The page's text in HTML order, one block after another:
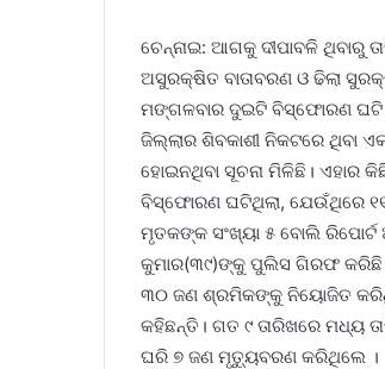
ଚେନ୍ନାଇ: ଆଗକୁ ଦୀପାବଳି ଥିବାରୁ
ଅସୁରକ୍ଷିତ ବାତାବରଣ ଓ ଢିଲା
ମଙ୍ଗଳବାର ଦୁଇଟି ବିସ୍ଫୋରଣ ଘଟି
ଜିଲ୍ଲାର ଶିବକାଶୀ ନିକଟରେ ଥିବା
ହୋଇନଥିବା ସୂଚନା ମିଳିଛି। ଏହାର
ବିସ୍ଫୋରଣ ଘଟିଥିଲା, ଯେଉଁଥିରେ ୧୧
ମୃତକଙ୍କ ସଂଖ୍ୟା ୫ ବୋଲି ରିପୋର୍ଟ
କୁମାର(୩୯)ଙ୍କୁ ପୁଲିସ ଗିରଫ କରିଛି।
୩୦ ଜଣ ଶ୍ରମିକଙ୍କୁ ନିୟୋଜିତ
କହିଛନ୍ତି। ଗତ ୯ ତାରିଖରେ ମଧ୍ୟ
ଘରି ୭ ଜଣ ମୃତ୍ୟୁବରଣ କରିଥିଲେ ।